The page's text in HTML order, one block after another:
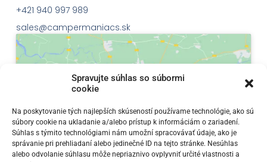
Spravujte súhlas so súbormi
cookie
Na poskytovanie tých najlepších skúseností používame technológie, ako sú
súbory cookie na ukladanie a/alebo prístup k informáciám o zariadení.
Súhlas s týmito technológiami nám umožní spracovávať údaje, ako je
správanie pri prehliadaní alebo jedinečné ID na tejto stránke. Nesúhlas
alebo odvolanie súhlasu môže nepriaznivo ovplyvniť určité vlastnosti a
+421 940 997 989
sales@campermaniacs.sk
Klepnutím přijměte marketingové soubory
cookie a povolte tento obsah